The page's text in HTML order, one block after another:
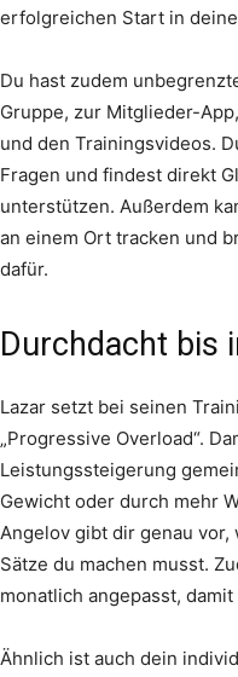
erfolgreichen Start in
Du hast zudem
Gruppe, zur Mitglieder-
und den Trainingsvideos.
Fragen und findest direkt
unterstützen. Außerdem
an einem Ort tracken und
dafür.
Durchdacht bis
Lazar setzt bei seinen
„Progressive Overload“.
Leistungssteigerung
Gewicht oder durch mehr
Angelov gibt dir genau
Sätze du machen musst.
monatlich angepasst,
Ähnlich ist auch dein